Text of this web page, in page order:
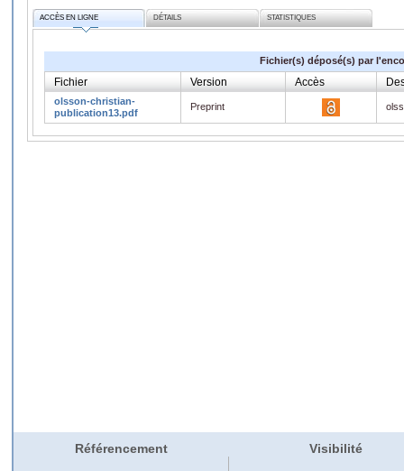
ACCÈS EN LIGNE DÉTAILS STATISTIQUES
Fichier(s) déposé(s) par
Fichier Version Accès
olsson-christian-
publication13.pdf
Preprint
Référencement Visibilité